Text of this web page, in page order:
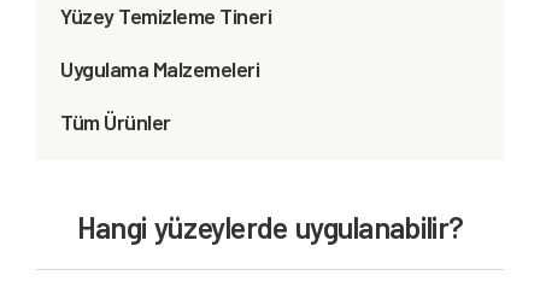
Yüzey Temizleme Tineri
Uygulama Malzemeleri
Tüm Ürünler
Hangi yüzeylerde uygulanabilir?